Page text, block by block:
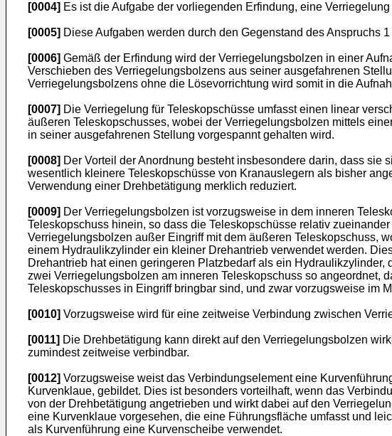
[0004] Es ist die Aufgabe der vorliegenden Erfindung, eine
[0005] Diese Aufgaben werden durch den Gegenstand des Anspruchs 1
[0006] Gemäß der Erfindung wird der Verriegelungsbolzen in einer
Verschieben des Verriegelungsbolzens aus seiner ausgefahrenen
Verriegelungsbolzens ohne die Lösevorrichtung wird somit in die
[0007] Die Verriegelung für Teleskopschüsse umfasst einen linear
äußeren Teleskopschusses, wobei der Verriegelungsbolzen mittels
in seiner ausgefahrenen Stellung vorgespannt gehalten wird.
[0008] Der Vorteil der Anordnung besteht insbesondere darin, dass
wesentlich kleinere Teleskopschüsse von Kranauslegern als bisher
Verwendung einer Drehbetätigung merklich reduziert.
[0009] Der Verriegelungsbolzen ist vorzugsweise in dem inneren
Teleskopschuss hinein, so dass die Teleskopschüsse relativ
Verriegelungsbolzen außer Eingriff mit dem äußeren Teleskopschuss,
einem Hydraulikzylinder ein kleiner Drehantrieb verwendet werden.
Drehantrieb hat einen geringeren Platzbedarf als ein
zwei Verriegelungsbolzen am inneren Teleskopschuss so angeordnet,
Teleskopschusses in Eingriff bringbar sind, und zwar vorzugsweise im
[0010] Vorzugsweise wird für eine zeitweise Verbindung zwischen
[0011] Die Drehbetätigung kann direkt auf den Verriegelungsbolzen
zumindest zeitweise verbindbar.
[0012] Vorzugsweise weist das Verbindungselement eine
Kurvenklaue, gebildet. Dies ist besonders vorteilhaft, wenn das
von der Drehbetätigung angetrieben und wirkt dabei auf den
eine Kurvenklaue vorgesehen, die eine Führungsfläche umfasst und
als Kurvenführung eine Kurvenscheibe verwendet.